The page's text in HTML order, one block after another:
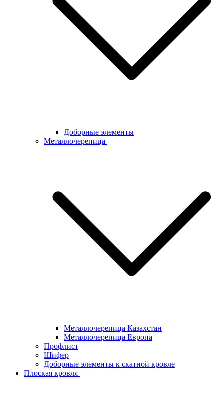
Доборные элементы
Металлочерепица
Металлочерепица Казахстан
Металлочерепица Европа
Профлист
Шифер
Доборные элементы к скатной кровле
Плоская кровля